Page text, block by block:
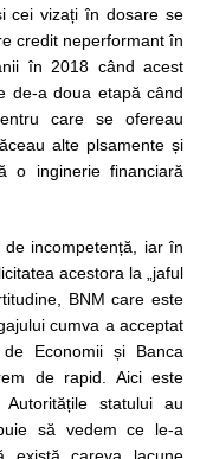
cei vizați în dosare se
credit neperformant în
în 2018 când acest
de-a doua etapă când
care se ofereau
alte plsamente și
o inginerie financiară
incompetență, iar în
acestora la „jaful
BNM care este
cumva a acceptat
Economii și Banca
de rapid. Aici este
statului au
să vedem ce le-a